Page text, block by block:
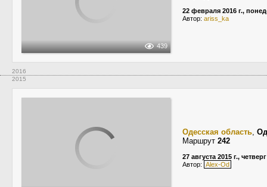
439
22 февраля 2016 г.,
Автор: ariss_ka
2016
2015
Одесская область,
Маршрут 242
27 августа 2015 г., четверг
Автор: Alex-Od